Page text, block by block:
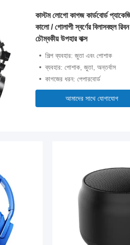
কাস্টম লোগো কাগজ কার্ডবোর্ড
কালো / গোলাপী স্বর্ণের বিলাসবহুল
চৌম্বকীয় উপহার বাক্স
শিল্প ব্যবহার: জুতা এবং পোশাক
ব্যবহার: পোশাক, জুতা, অন্তর্বাস
কাগজের ধরন: পেপারবোর্ড
আমাদের সাথে যোগাযোগ